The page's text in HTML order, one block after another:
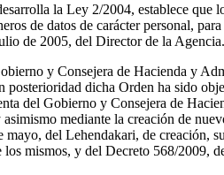
la Ley 2/2004, establece
de datos de carácter personal,
de 2005, del Director de la Agencia.
y Consejera de Hacienda y
dicha Orden ha sido
del Gobierno y Consejera de
mediante la creación de
del Lehendakari, de
mismos, y del Decreto 568/